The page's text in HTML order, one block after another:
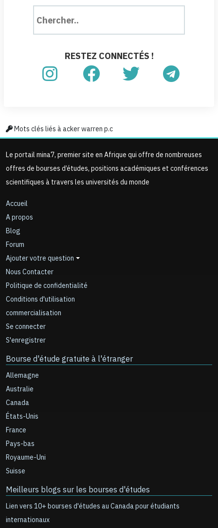
RESTEZ CONNECTÉS !
Mots clés liés à acker warren p.c
Le portail mina7, premier site en Afrique qui offre de nombreuses
offres de bourses d’études, positions académiques et conférences
scientifiques à travers les universités du monde
Accueil
A propos
Blog
Forum
Ajouter votre question
Nous Contacter
Politique de confidentialité
Conditions d'utilisation
commercialisation
Se connecter
S'enregistrer
Bourse d'étude gratuite à l'étranger
Allemagne
Australie
Canada
États-Unis
France
Pays-bas
Royaume-Uni
Suisse
Meilleurs blogs sur les bourses d'études
Lien vers 10+ bourses d'études au Canada pour étudiants
internationaux